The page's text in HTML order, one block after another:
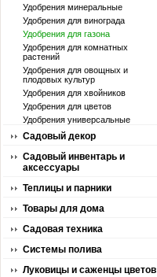
Удобpения минеральные
Удобрения для винограда
Удобрения для газона
Удобрения для комнатных
растений
Удобрения для овощных и
плодовых культур
Удобрения для хвойников
Удобрения для цветов
Удобрения универсальные
Садовый декор
Садовый инвентарь и
аксессуары
Теплицы и парники
Товары для дома
Садовая техника
Системы полива
Луковицы и саженцы цветов